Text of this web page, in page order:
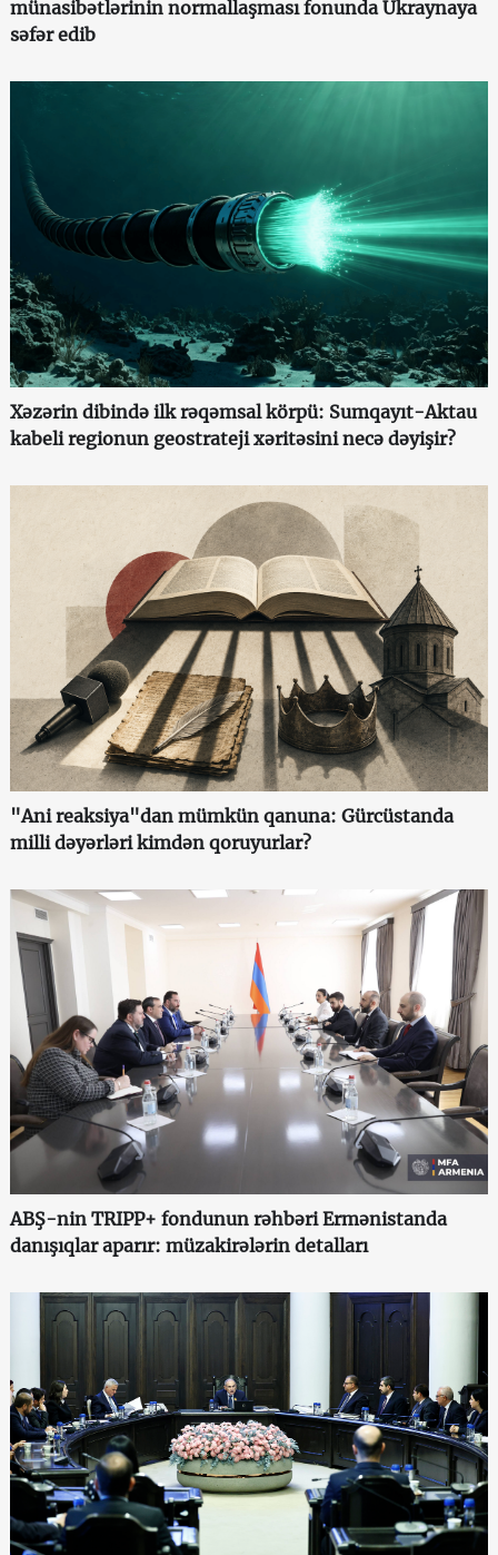
münasibətlərinin normallaşması fonunda Ukraynaya
səfər edib
Xəzərin dibində ilk rəqəmsal körpü: Sumqayıt-Aktau
kabeli regionun geostrateji xəritəsini necə dəyişir?
"Ani reaksiya"dan mümkün qanuna: Gürcüstanda
milli dəyərləri kimdən qoruyurlar?
ABŞ-nin TRIPP+ fondunun rəhbəri Ermənistanda
danışıqlar aparır: müzakirələrin detalları